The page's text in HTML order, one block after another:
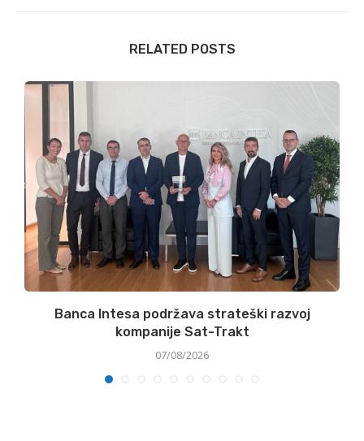
RELATED POSTS
Banca Intesa podržava strateški razvoj
kompanije Sat-Trakt
07/08/2026